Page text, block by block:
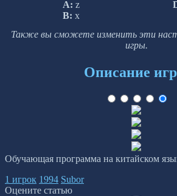
A: z
B: x
Также вы сможете изменить эти
игры.
Описание
Обучающая программа на китайском
1 игрок 1994 Subor
Оцените статью